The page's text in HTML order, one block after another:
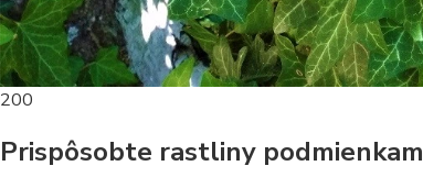
200
Prispôsobte rastliny podmienkam